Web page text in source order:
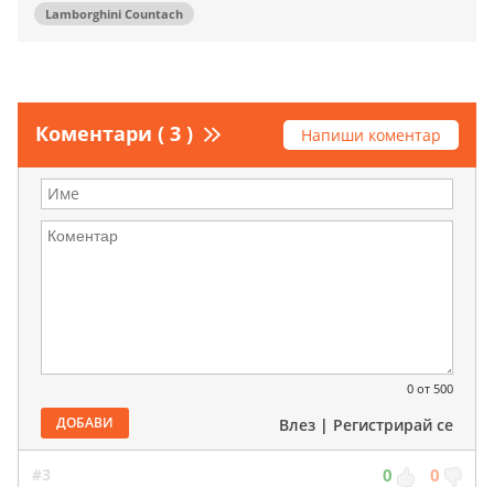
Lamborghini Countach
Коментари ( 3 ) Напиши коментар
0 от 500
ДОБАВИ Влез | Регистрирай се
#3 0 0